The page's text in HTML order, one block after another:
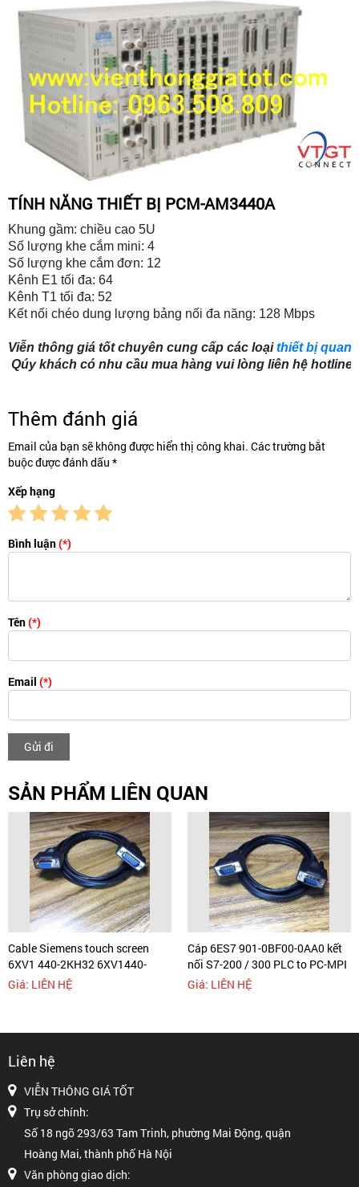
TÍNH NĂNG THIẾT BỊ PCM-AM3440A
Khung gầm: chiều cao 5U
Số lượng khe cắm mini: 4
Số lượng khe cắm đơn: 12
Kênh E1 tối đa: 64
Kênh T1 tối đa: 52
Kết nối chéo dung lượng bảng nối đa năng: 128 Mbps
Viễn thông giá tốt chuyên cung cấp các loại thiết bị quang
Qúy khách có nhu cầu mua hàng vui lòng liên hệ hotline
Thêm đánh giá
Email của bạn sẽ không được hiển thị công khai. Các trường bắt
buộc được đánh dấu *
Xếp hạng
Bình luận(*)
Tên(*)
Email (*)
Gửi đi
SẢN PHẨM LIÊN QUAN
Cable Siemens touch screen
6XV1 440-2KH32 6XV1440-
2KH32 OP PLC, OP RS232 DB15
pin D-SUB 2 Row Male t
Giá: LIÊN HỆ
Cáp 6ES7 901-0BF00-0AA0 kết
nối S7-200 / 300 PLC to PC-MPI
and Siemens touch screen TP27
RS485 BB9 M
Giá: LIÊN HỆ
Liên hệ
VIỄN THÔNG GIÁ TỐT
Trụ sở chính:
Số 18 ngõ 293/63 Tam Trinh, phường Mai Động, quận
Hoàng Mai, thành phố Hà Nội
Văn phòng giao dịch: